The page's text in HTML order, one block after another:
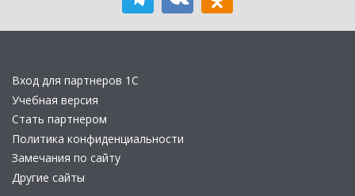
Вход для партнеров 1С
Учебная версия
Стать партнером
Политика конфиденциальности
Замечания по сайту
Другие сайты